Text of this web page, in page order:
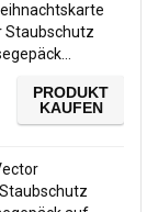
Staubschutz
PRODUKT
KAUFEN